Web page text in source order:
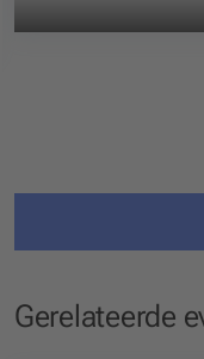
Gerelateerde